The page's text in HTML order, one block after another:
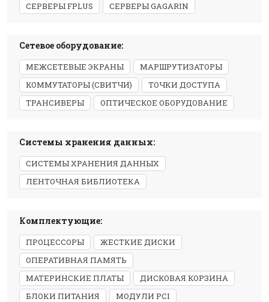
СЕРВЕРЫ FPLUS
СЕРВЕРЫ GAGARIN
Сетевое оборудование:
МЕЖСЕТЕВЫЕ ЭКРАНЫ
МАРШРУТИЗАТОРЫ
КОММУТАТОРЫ (СВИТЧИ)
ТОЧКИ ДОСТУПА
ТРАНСИВЕРЫ
ОПТИЧЕСКОЕ ОБОРУДОВАНИЕ
Системы хранения данных:
СИСТЕМЫ ХРАНЕНИЯ ДАННЫХ
ЛЕНТОЧНАЯ БИБЛИОТЕКА
Комплектующие:
ПРОЦЕССОРЫ
ЖЕСТКИЕ ДИСКИ
ОПЕРАТИВНАЯ ПАМЯТЬ
МАТЕРИНСКИЕ ПЛАТЫ
ДИСКОВАЯ КОРЗИНА
БЛОКИ ПИТАНИЯ
МОДУЛИ PCI